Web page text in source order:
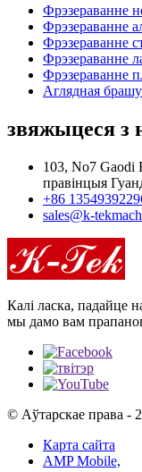
Фрэзераванне
Фрэзераванне
Фрэзераванне
Фрэзераванне
Фрэзераванне
Аглядная
звяжыцеся з
103, No7 Gaodi
правінцыя
+86
sales@k-
Калі ласка, падайце
мы дамо вам
© Аўтарскае права -
Карта сайта
AMP Mobile,